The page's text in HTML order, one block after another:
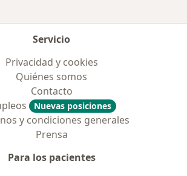
Servicio
Privacidad y cookies
Quiénes somos
Contacto
Nuevas posiciones
y condiciones generales
Prensa
Para los pacientes